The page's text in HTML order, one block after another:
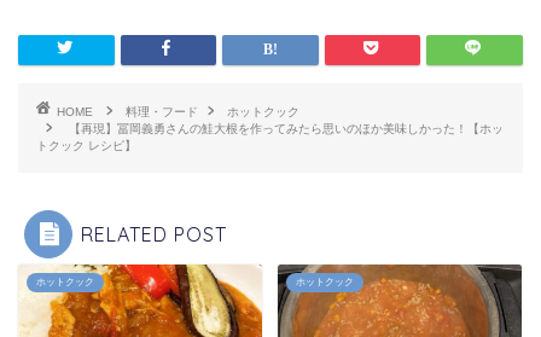
HOME 料理・フード
ホットクック
【再現】冨岡義勇さんの鮭大根を作ってみたら思いのほか美味しかった！【ホッ
トクック レシピ】
RELATED POST
ホットクック ホットクック